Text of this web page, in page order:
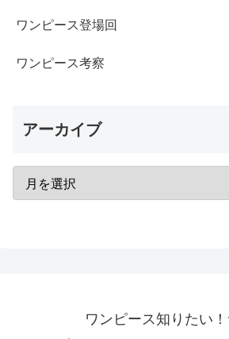
ワンピース登場回
ワンピース考察
アーカイブ
ワンピース知りたい！